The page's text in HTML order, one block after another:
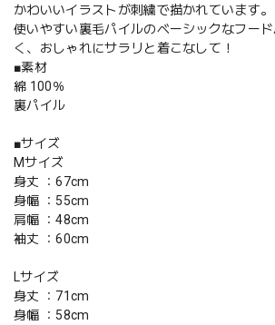
かわいいイラストが刺繍で描かれています。
使いやすい裏毛パイルのベーシックなフー
く、おしゃれにサラリと着こなして！
■素材
綿 100％
裏パイル
■サイズ
Mサイズ
身丈 ：67cm
身幅 ：55cm
肩幅 ：48cm
袖丈 ：60cm
Lサイズ
身丈 ：71cm
身幅 ：58cm